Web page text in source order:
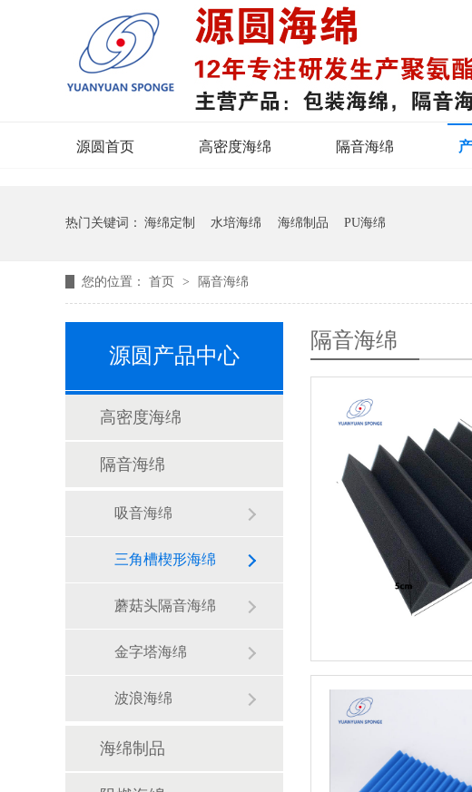
源圆首页 高密度海绵 隔音海绵
热门关键词： 海绵定制 水培海绵 海绵制品 PU海绵
您的位置： 首页 > 隔音海绵
源圆产品中心
高密度海绵
隔音海绵
吸音海绵
三角槽楔形海绵
蘑菇头隔音海绵
金字塔海绵
波浪海绵
海绵制品
隔音海绵